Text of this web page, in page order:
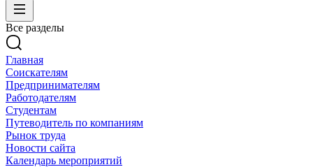
Все разделы
Главная
Соискателям
Предпринимателям
Работодателям
Студентам
Путеводитель по компаниям
Рынок труда
Новости сайта
Календарь мероприятий